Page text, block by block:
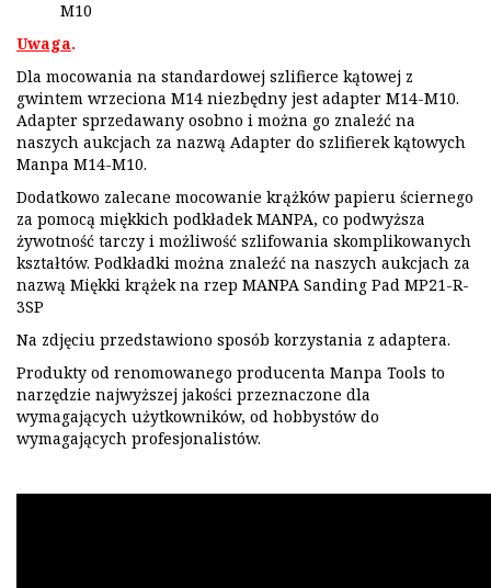
M10
Uwaga.
Dla mocowania na standardowej szlifierce kątowej z
gwintem wrzeciona M14 niezbędny jest adapter M14-M10.
Adapter sprzedawany osobno i można go znaleźć na
naszych aukcjach za nazwą Adapter do szlifierek kątowych
Manpa M14-M10.
Dodatkowo zalecane mocowanie krążków papieru ściernego
za pomocą miękkich podkładek MANPA, co podwyższa
żywotność tarczy i możliwość szlifowania skomplikowanych
kształtów. Podkładki można znaleźć na naszych aukcjach za
nazwą Miękki krążek na rzep MANPA Sanding Pad MP21-R-
3SP
Na zdjęciu przedstawiono sposób korzystania z adaptera.
Produkty od renomowanego producenta Manpa Tools to
narzędzie najwyższej jakości przeznaczone dla
wymagających użytkowników, od hobbystów do
wymagających profesjonalistów.